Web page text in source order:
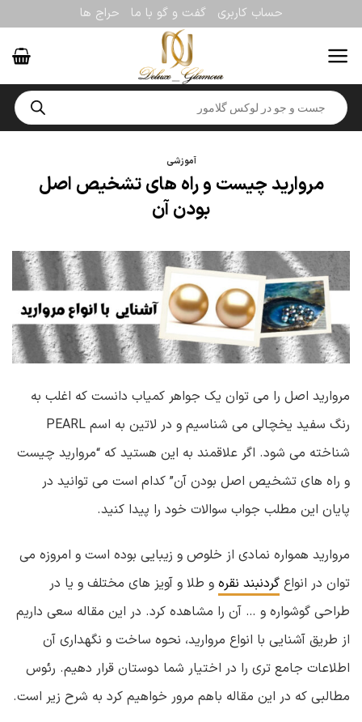
to
content
حساب کاربری گفت و گو با ما حراج ها
Products
search
آموزشی
مروارید چیست و راه های تشخیص اصل
بودن آن
مروارید اصل را می توان یک جواهر کمیاب دانست که اغلب به
رنگ سفید یخچالی می شناسیم و در لاتین به اسم PEARL
شناخته می شود. اگر علاقمند به این هستید که “مروارید چیست
و راه های تشخیص اصل بودن آن” کدام است می توانید در
پایان این مطلب جواب سوالات خود را پیدا کنید.
مروارید همواره نمادی از خلوص و زیبایی بوده است و امروزه می
توان در انواع گردنبند نقره و طلا و آویز های مختلف و یا در
طراحی گوشواره و … آن را مشاهده کرد. در این مقاله سعی داریم
از طریق آشنایی با انواع مروارید، نحوه ساخت و نگهداری آن
اطلاعات جامع تری را در اختیار شما دوستان قرار دهیم. رئوس
مطالبی که در این مقاله باهم مرور خواهیم کرد به شرح زیر است.